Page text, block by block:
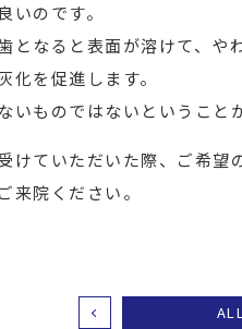
のです。
なると表面が溶けて、や
を促進します。
ものではないということ
ていただいた際、ご希望
来院ください。